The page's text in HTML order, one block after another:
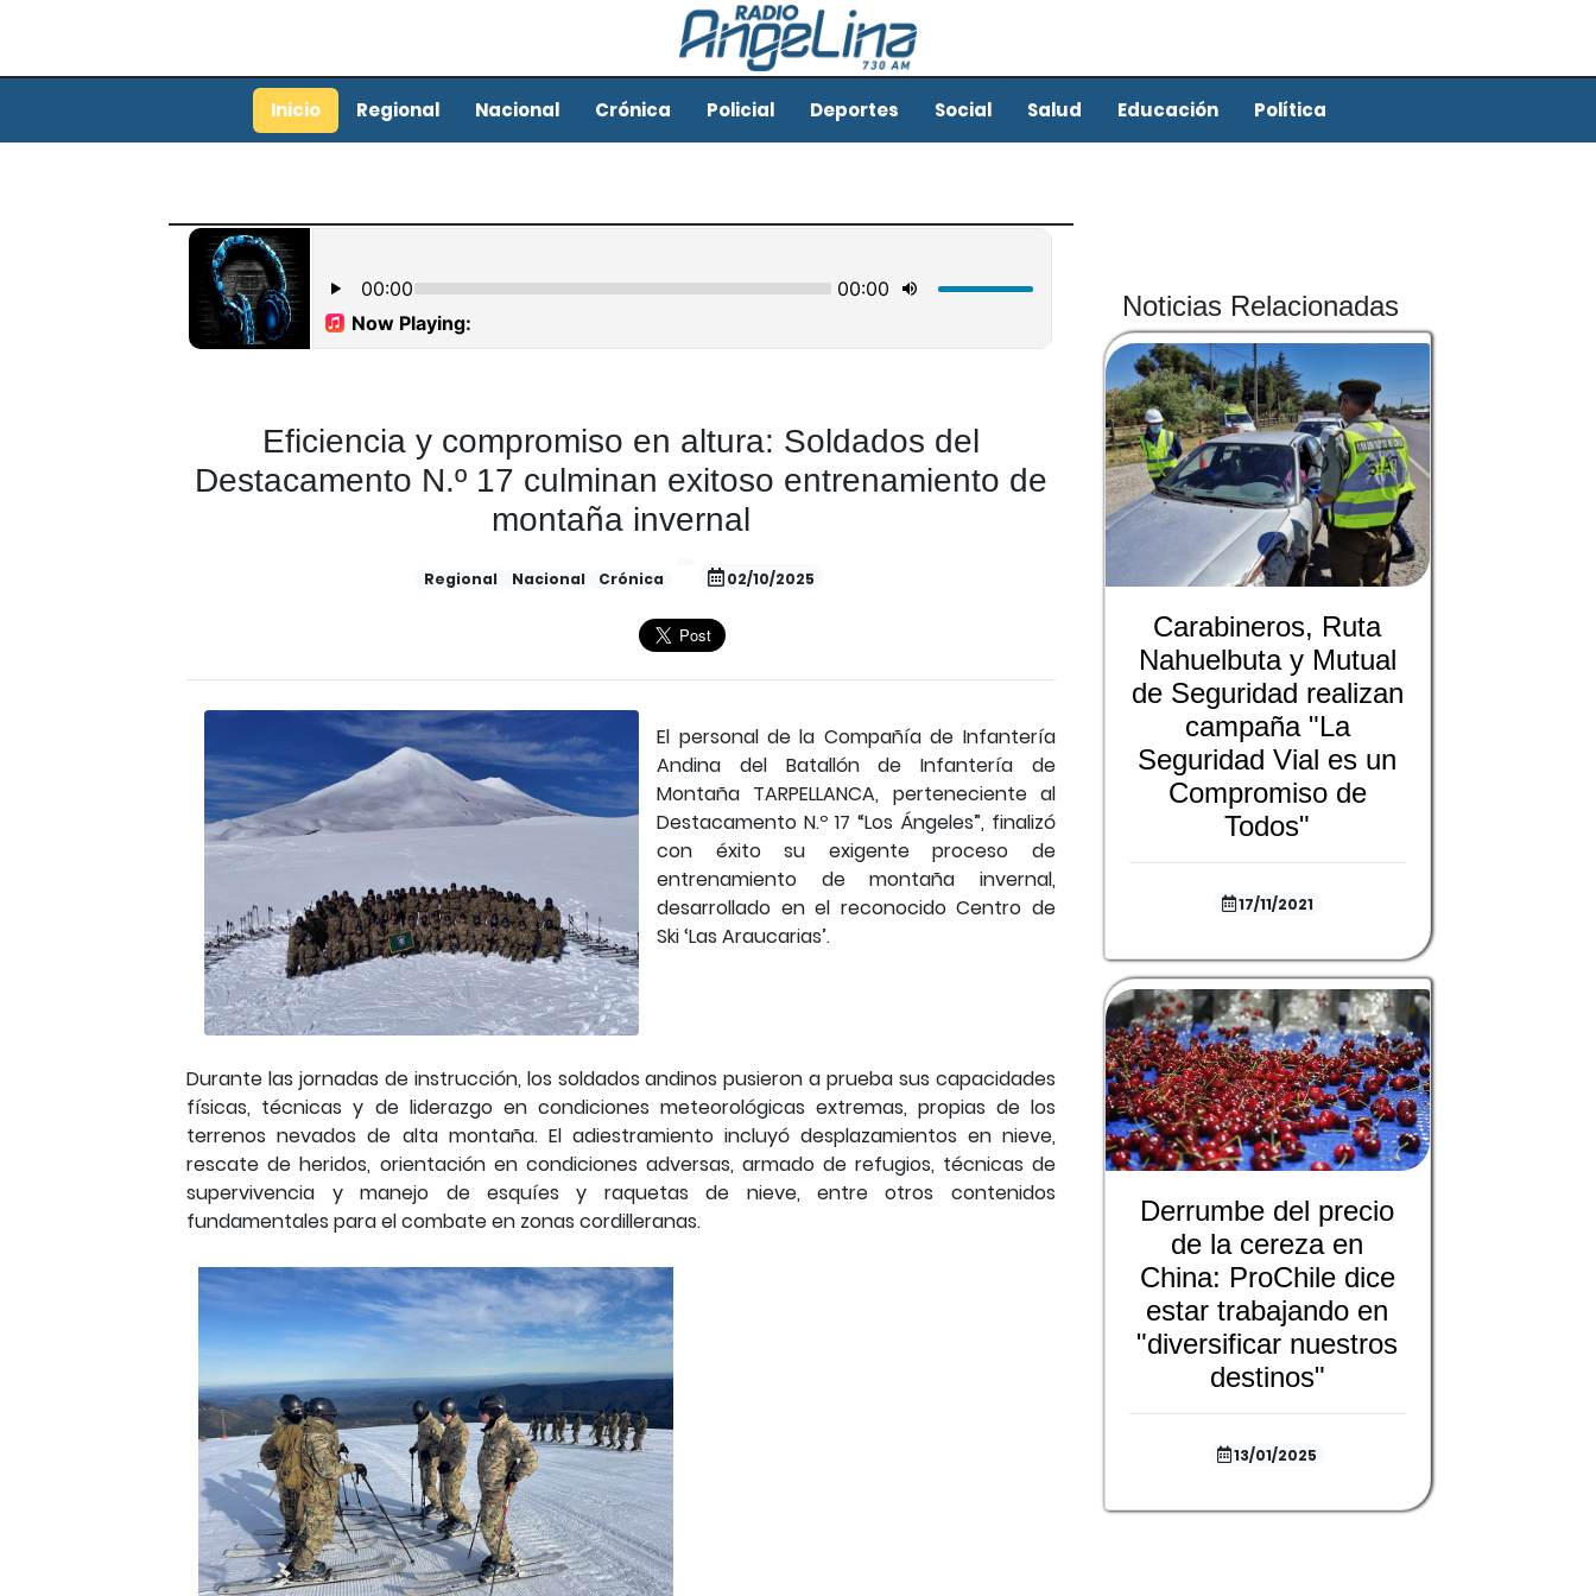
Inicio Regional Nacional Crónica Policial Deportes Social Salud Educación Política
Eficiencia y compromiso en altura: Soldados del
Destacamento N.º 17 culminan exitoso entrenamiento de
montaña invernal
Regional Nacional Crónica 02/10/2025
El personal de la Compañía de Infantería
Andina del Batallón de Infantería de
Montaña TARPELLANCA, perteneciente al
Destacamento N.º 17 “Los Ángeles”, finalizó
con éxito su exigente proceso de
entrenamiento de montaña invernal,
desarrollado en el reconocido Centro de
Ski ‘Las Araucarias’.
Durante las jornadas de instrucción, los soldados andinos pusieron a prueba sus capacidades
físicas, técnicas y de liderazgo en condiciones meteorológicas extremas, propias de los
terrenos nevados de alta montaña. El adiestramiento incluyó desplazamientos en nieve,
rescate de heridos, orientación en condiciones adversas, armado de refugios, técnicas de
supervivencia y manejo de esquíes y raquetas de nieve, entre otros contenidos
fundamentales para el combate en zonas cordilleranas.
Noticias Relacionadas
Carabineros, Ruta
Nahuelbuta y Mutual
de Seguridad realizan
campaña "La
Seguridad Vial es un
Compromiso de
Todos"
17/11/2021
Derrumbe del precio
de la cereza en
China: ProChile dice
estar trabajando en
"diversificar nuestros
destinos"
13/01/2025